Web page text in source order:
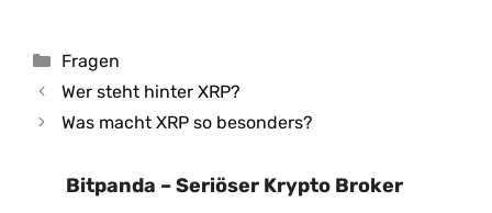
Kategorien
Fragen
Wer steht hinter XRP?
Was macht XRP so besonders?
Bitpanda – Seriöser Krypto Broker